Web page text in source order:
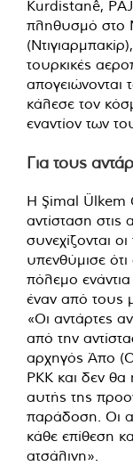
Kurdistanê,
πληθυσμό στο
τουρκικές
κάλεσε τον
εναντίον των
Για τους
Η Şimal Ülkem
αντίσταση
συνεχίζονται
υπενθύμισε
πόλεμο
έναν από τους
«Οι αντάρτες
από την
αρχηγός Άπο
PKK και δεν θα
αυτής της
παράδοση. Οι
κάθε επίθεση
ατσάλινη».